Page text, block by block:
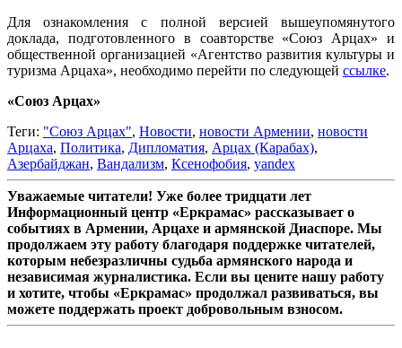
Для ознакомления с полной версией вышеупомянутого
доклада, подготовленного в соавторстве «Союз Арцах» и
общественной организацией «Агентство развития культуры и
туризма Арцаха», необходимо перейти по следующей ссылке.
«Союз Арцах»
Теги: "Союз Арцах", Новости, новости Армении, новости
Арцаха, Политика, Дипломатия, Арцах (Карабах),
Азербайджан, Вандализм, Ксенофобия, yandex
Уважаемые читатели! Уже более тридцати лет
Информационный центр «Еркрамас» рассказывает о
событиях в Армении, Арцахе и армянской Диаспоре. Мы
продолжаем эту работу благодаря поддержке читателей,
которым небезразличны судьба армянского народа и
независимая журналистика. Если вы цените нашу работу
и хотите, чтобы «Еркрамас» продолжал развиваться, вы
можете поддержать проект добровольным взносом.